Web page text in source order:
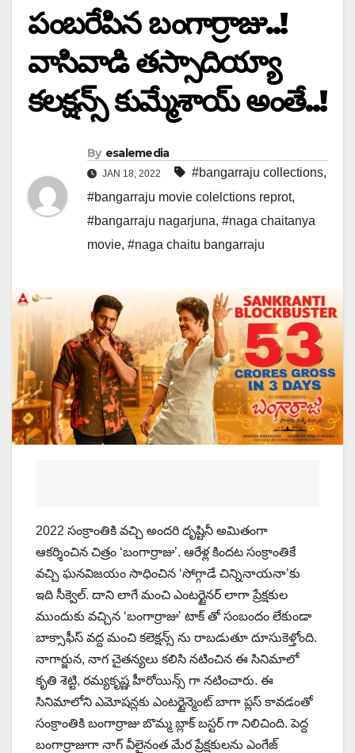
పంబరేపిన బంగార్రాజు..!
వాసివాడి తస్సాదియ్యా
కలక్షన్స్ కుమ్మేశాయ్ అంతే..!
By esalemedia
JAN 18, 2022 #bangarraju collections,
#bangarraju movie colelctions reprot,
#bangarraju nagarjuna, #naga chaitanya
movie, #naga chaitu bangarraju
2022 సంక్రాంతికి వచ్చి అందరి దృష్టినీ అమితంగా
ఆకర్శించిన చిత్రం ‘బంగార్రాజు’. ఆరేళ్ల కిందట సంక్రాంతికే
వచ్చి ఘనవిజయం సాధించిన ‘సోగ్గాడే చిన్నినాయనా’కు
ఇది సీక్వెల్. దాని లాగే మంచి ఎంటర్టైనర్ లాగా ప్రేక్షకుల
ముందుకు వచ్చిన ‘బంగార్రాజు’ టాక్ తో సంబందం లేకుండా
బాక్సాఫీస్ వద్ద మంచి కలెక్షన్స్ ను రాబడుతూ దూసుకెళ్తోంది.
నాగార్జున, నాగ చైతన్యలు కలిసి నటించిన ఈ సినిమాలో
కృతి శెట్టి, రమ్యకృష్ణ హీరోయిన్స్ గా నటించారు. ఈ
సినిమాలోని ఎమోషన్లకు ఎంటర్టైన్మెంట్ బాగా ప్లస్ కావడంతో
సంక్రాంతికి బంగార్రాజు బొమ్మ బ్లాక్ బస్టర్ గా నిలిచింది. పెద్ద
బంగార్రాజుగా నాగ్ వీలైనంత మేర ప్రేక్షకులను ఎంగేజ్